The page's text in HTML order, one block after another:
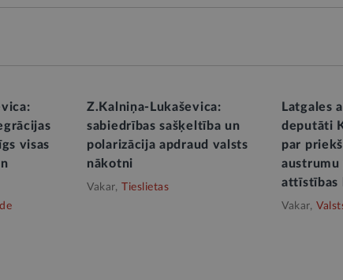
visas
Z.Kalniņa-Lukaševica:
sabiedrības sašķeltība un
polarizācija apdraud valsts
nākotni
Vakar, Tieslietas
Latgales
deputāti
par
austrumu
attīstības
Vakar,